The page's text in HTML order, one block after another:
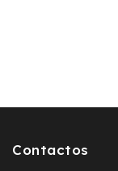
Contactos